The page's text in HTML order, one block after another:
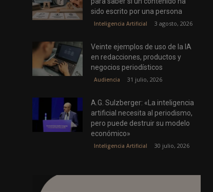
sido escrito por una persona
Inteligencia Artificial 3 agosto, 2026
Veinte ejemplos de uso de la IA
en redacciones, productos y
negocios periodísticos
Audiencia 31 julio, 2026
A.G. Sulzberger: «La inteligencia
artificial necesita al periodismo,
pero puede destruir su modelo
económico»
Inteligencia Artificial 30 julio, 2026